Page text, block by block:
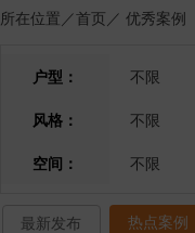
所在位置／首页 ／ 优秀案例
户型： 不限
风格：
不限
空间：
不限
最新发布 热点案例